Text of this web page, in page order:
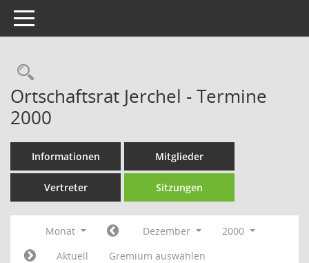
Toggle navigation
Rechercheauswahl
Ortschaftsrat Jerchel - Termine
2000
Informationen Mitglieder
Vertreter Sitzungen
Monat Dezember
2000
Aktuell
Gremium auswählen